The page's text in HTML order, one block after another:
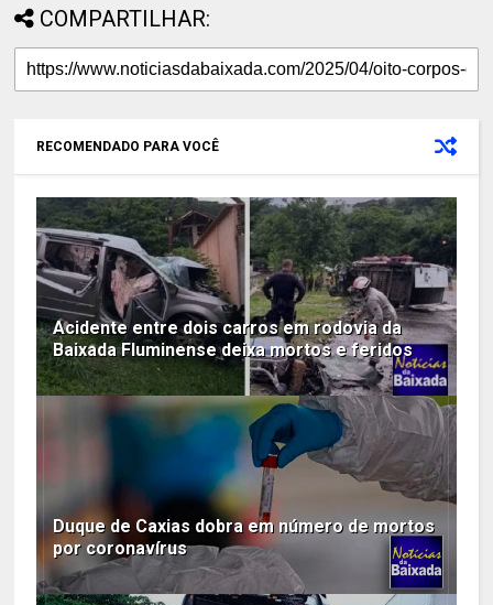
COMPARTILHAR:
RECOMENDADO PARA VOCÊ
Acidente entre dois carros em rodovia da
Baixada Fluminense deixa mortos e feridos
Duque de Caxias dobra em número de mortos
por coronavírus